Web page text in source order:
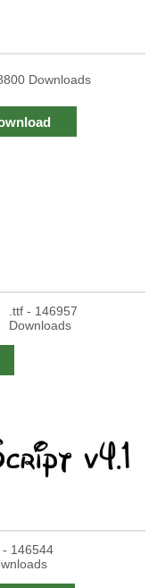
Downloads
.ttf - 146957
Downloads
- 146544